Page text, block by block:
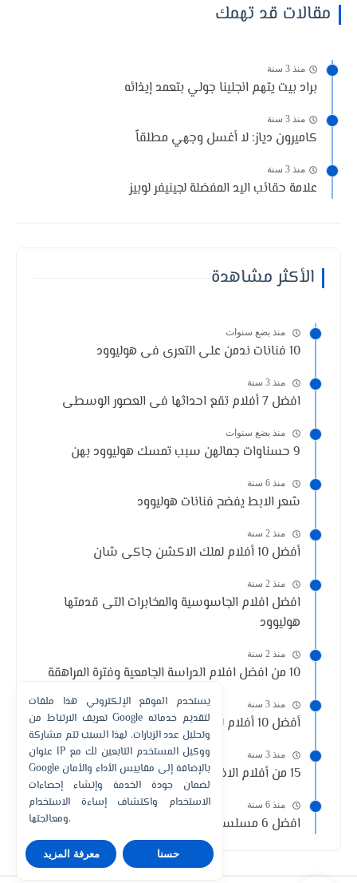
مقالات قد تهمك
منذ 3 سنة
براد بيت يتهم انجلينا جولي بتعمد إيذائه
منذ 3 سنة
كاميرون دياز: لا أغسل وجهي مطلقاً
منذ 3 سنة
علامة حقائب اليد المفضلة لجينيفر لوبيز
الأكثر مشاهدة
منذ بضع سنوات
10 فنانات ندمن على التعرى فى هوليوود
منذ 3 سنة
افضل 7 أفلام تقع احداثها فى العصور الوسطى
منذ بضع سنوات
9 حسناوات جمالهن سبب تمسك هوليوود بهن
منذ 6 سنة
شعر الابط يفضح فنانات هوليوود
منذ 2 سنة
أفضل 10 أفلام لملك الاكشن جاكى شان
منذ 2 سنة
افضل افلام الجاسوسية والمخابرات التى قدمتها
هوليوود
منذ 2 سنة
10 من افضل افلام الدراسة الجامعية وفترة المراهقة
منذ 3 سنة
أفضل 10 أفلام للفنانة الامريكيه أنجلينا جولي
منذ 3 سنة
15 من أفلام الاختطاف والرهائن في تاريخ السينما
منذ 6 سنة
افضل 6 مسلسلات تشبه مسلسل Elite
يستخدم الموقع الإلكتروني هذا ملفات
تعريف الارتباط من Google لتقديم خدماته
وتحليل عدد الزيارات. لهذا السبب تتم مشاركة
عنوان IP ووكيل المستخدم التابعين لك مع
Google بالإضافة إلى مقاييس الأداء والأمان
لضمان جودة الخدمة وإنشاء إحصاءات
الاستخدام واكتشاف إساءة الاستخدام
ومعالجتها.
معرفة المزيد حسنا